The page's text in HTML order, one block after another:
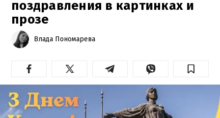
поздравления в картинках и
прозе
Влада Пономарева